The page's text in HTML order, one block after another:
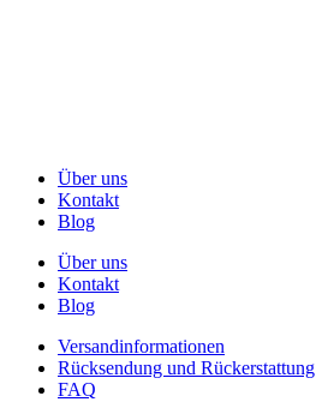
Über uns
Kontakt
Blog
Über uns
Kontakt
Blog
Versandinformationen
Rücksendung und Rückerstattung
FAQ